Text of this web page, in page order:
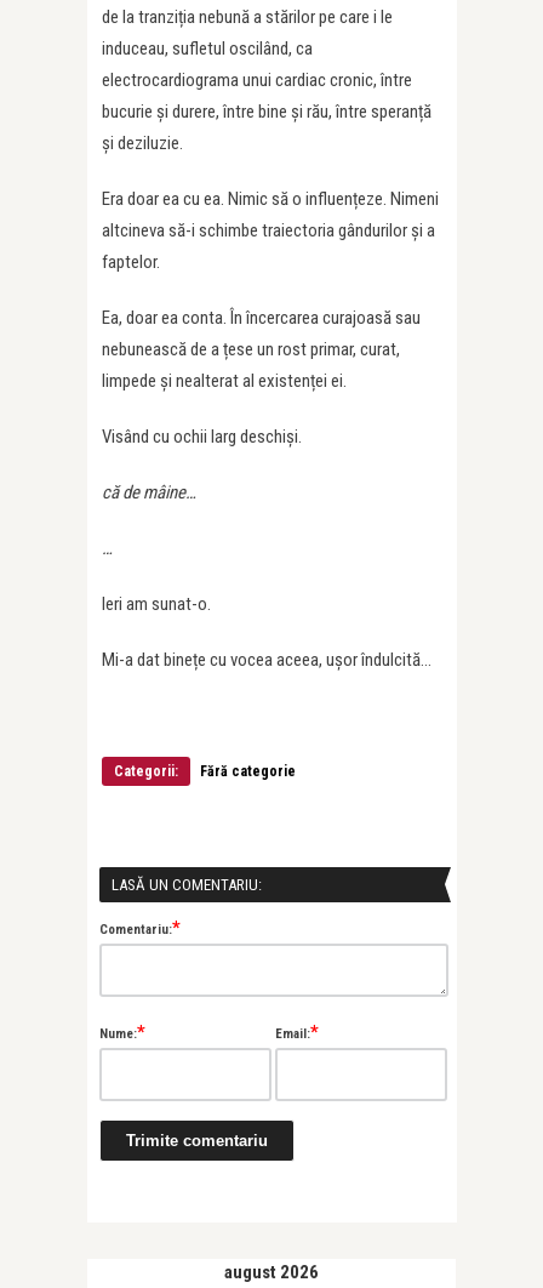
de la tranziția nebună a stărilor pe care i le
induceau, sufletul oscilând, ca
electrocardiograma unui cardiac cronic, între
bucurie și durere, între bine și rău, între speranță
și deziluzie.
Era doar ea cu ea. Nimic să o influențeze. Nimeni
altcineva să-i schimbe traiectoria gândurilor și a
faptelor.
Ea, doar ea conta. În încercarea curajoasă sau
nebunească de a țese un rost primar, curat,
limpede și nealterat al existenței ei.
Visând cu ochii larg deschiși.
că de mâine…
…
Ieri am sunat-o.
Mi-a dat binețe cu vocea aceea, ușor îndulcită…
Categorii: Fără categorie
LASĂ UN COMENTARIU:
Comentariu:*
Nume:* Email:*
august 2026